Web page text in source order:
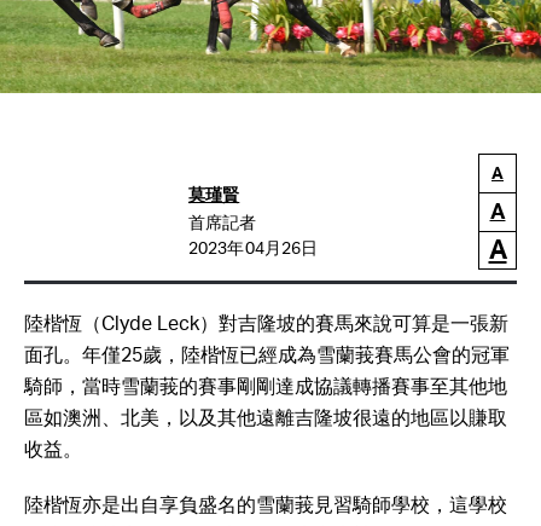
莫瑾賢
首席記者
2023年04月26日
A
A
A
陸楷恆（Clyde Leck）對吉隆坡的賽馬來說可算是一張新
面孔。年僅25歲，陸楷恆已經成為雪蘭莪賽馬公會的冠軍
騎師，當時雪蘭莪的賽事剛剛達成協議轉播賽事至其他地
區如澳洲、北美，以及其他遠離吉隆坡很遠的地區以賺取
收益。
陸楷恆亦是出自享負盛名的雪蘭莪見習騎師學校，這學校